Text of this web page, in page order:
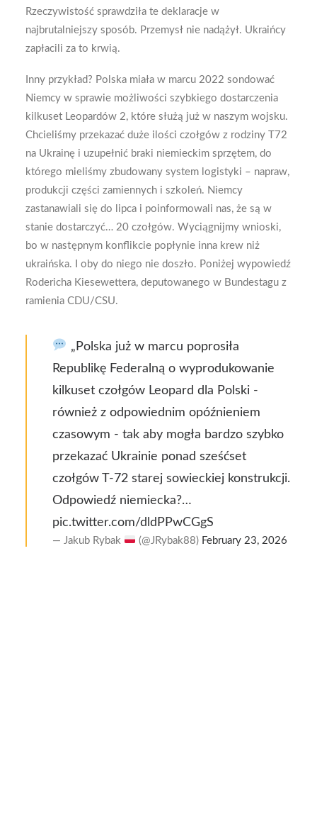
Rzeczywistość sprawdziła te deklaracje w
najbrutalniejszy sposób. Przemysł nie nadążył. Ukraińcy
zapłacili za to krwią.
Inny przykład? Polska miała w marcu 2022 sondować
Niemcy w sprawie możliwości szybkiego dostarczenia
kilkuset Leopardów 2, które służą już w naszym wojsku.
Chcieliśmy przekazać duże ilości czołgów z rodziny T72
na Ukrainę i uzupełnić braki niemieckim sprzętem, do
którego mieliśmy zbudowany system logistyki – napraw,
produkcji części zamiennych i szkoleń. Niemcy
zastanawiali się do lipca i poinformowali nas, że są w
stanie dostarczyć… 20 czołgów. Wyciągnijmy wnioski,
bo w następnym konflikcie popłynie inna krew niż
ukraińska. I oby do niego nie doszło. Poniżej wypowiedź
Rodericha Kiesewettera, deputowanego w Bundestagu z
ramienia CDU/CSU.
„Polska już w marcu poprosiła
Republikę Federalną o wyprodukowanie
kilkuset czołgów Leopard dla Polski -
również z odpowiednim opóźnieniem
czasowym - tak aby mogła bardzo szybko
przekazać Ukrainie ponad sześćset
czołgów T-72 starej sowieckiej konstrukcji.
Odpowiedź niemiecka?…
pic.twitter.com/dldPPwCGgS
— Jakub Rybak (@JRybak88) February 23, 2026